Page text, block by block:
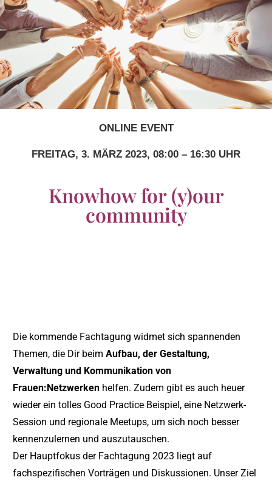
ONLINE EVENT
FREITAG, 3. MÄRZ 2023, 08:00 – 16:30 UHR
Knowhow for (y)our
community
Die kommende Fachtagung widmet sich spannenden
Themen, die Dir beim Aufbau, der Gestaltung,
Verwaltung und Kommunikation von
Frauen:Netzwerken helfen. Zudem gibt es auch heuer
wieder ein tolles Good Practice Beispiel, eine Netzwerk-
Session und regionale Meetups, um sich noch besser
kennenzulernen und auszutauschen.
Der Hauptfokus der Fachtagung 2023 liegt auf
fachspezifischen Vorträgen und Diskussionen. Unser Ziel